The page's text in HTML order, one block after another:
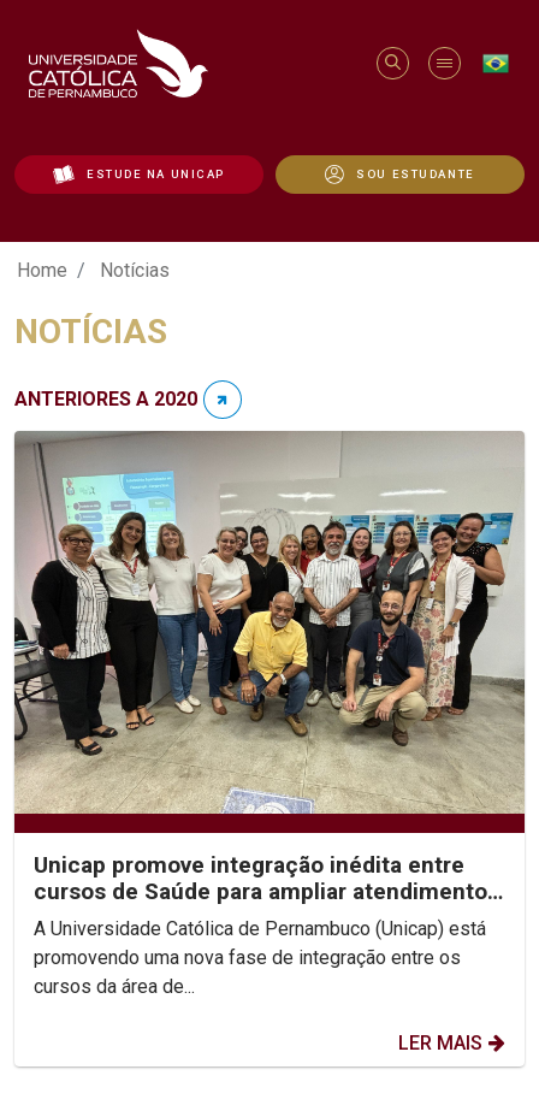
ESTUDE NA UNICAP SOU ESTUDANTE
Notícias - Unicap
Home Notícias
NOTÍCIAS
ANTERIORES A 2020
Unicap promove integração inédita entre
cursos de Saúde para ampliar atendimentos
e fortalecer a...
A Universidade Católica de Pernambuco (Unicap) está
promovendo uma nova fase de integração entre os
cursos da área de...
LER MAIS